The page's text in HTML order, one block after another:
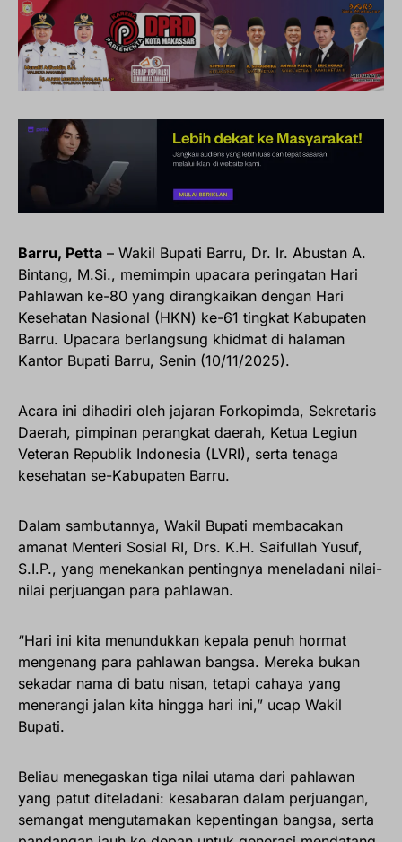
Barru, Petta – Wakil Bupati Barru, Dr. Ir. Abustan A.
Bintang, M.Si., memimpin upacara peringatan Hari
Pahlawan ke-80 yang dirangkaikan dengan Hari
Kesehatan Nasional (HKN) ke-61 tingkat Kabupaten
Barru. Upacara berlangsung khidmat di halaman
Kantor Bupati Barru, Senin (10/11/2025).
Acara ini dihadiri oleh jajaran Forkopimda, Sekretaris
Daerah, pimpinan perangkat daerah, Ketua Legiun
Veteran Republik Indonesia (LVRI), serta tenaga
kesehatan se-Kabupaten Barru.
Dalam sambutannya, Wakil Bupati membacakan
amanat Menteri Sosial RI, Drs. K.H. Saifullah Yusuf,
S.I.P., yang menekankan pentingnya meneladani nilai-
nilai perjuangan para pahlawan.
“Hari ini kita menundukkan kepala penuh hormat
mengenang para pahlawan bangsa. Mereka bukan
sekadar nama di batu nisan, tetapi cahaya yang
menerangi jalan kita hingga hari ini,” ucap Wakil
Bupati.
Beliau menegaskan tiga nilai utama dari pahlawan
yang patut diteladani: kesabaran dalam perjuangan,
semangat mengutamakan kepentingan bangsa, serta